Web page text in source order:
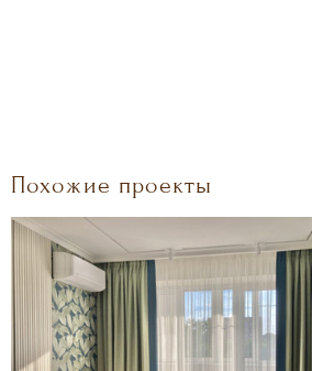
Похожие проекты